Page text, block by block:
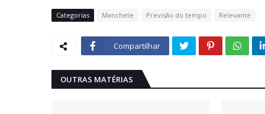
Categorias Manchete Previsão do tempo Relevante
Compartilhar
OUTRAS MATÉRIAS